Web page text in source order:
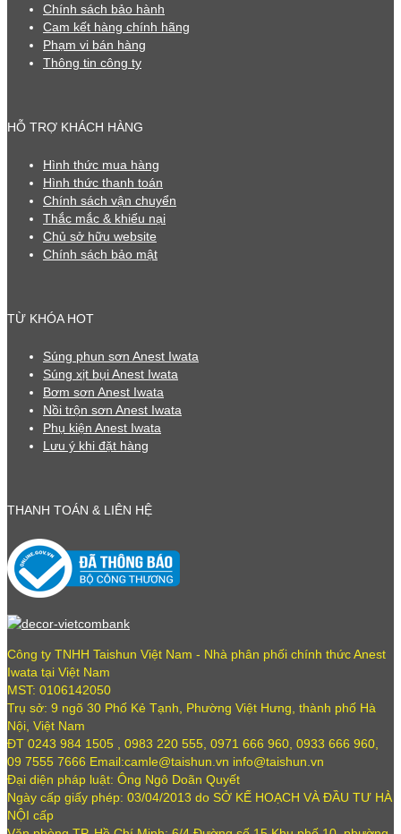
Chính sách bảo hành
Cam kết hàng chính hãng
Phạm vi bán hàng
Thông tin công ty
HỖ TRỢ KHÁCH HÀNG
Hình thức mua hàng
Hình thức thanh toán
Chính sách vận chuyển
Thắc mắc & khiếu nại
Chủ sở hữu website
Chính sách bảo mật
TỪ KHÓA HOT
Súng phun sơn Anest Iwata
Súng xịt bụi Anest Iwata
Bơm sơn Anest Iwata
Nồi trộn sơn Anest Iwata
Phụ kiện Anest Iwata
Lưu ý khi đặt hàng
THANH TOÁN & LIÊN HỆ
Công ty TNHH Taishun Việt Nam - Nhà phân phối chính thức Anest
Iwata tại Việt Nam
MST: 0106142050
Trụ sở: 9 ngõ 30 Phố Kẻ Tạnh, Phường Việt Hưng, thành phố Hà
Nội, Việt Nam
ĐT 0243 984 1505 , 0983 220 555, 0971 666 960, 0933 666 960,
09 7555 7666 Email:camle@taishun.vn info@taishun.vn
Đại diện pháp luật: Ông Ngô Doãn Quyết
Ngày cấp giấy phép: 03/04/2013 do SỞ KẾ HOẠCH VÀ ĐẦU TƯ HÀ
NỘI cấp